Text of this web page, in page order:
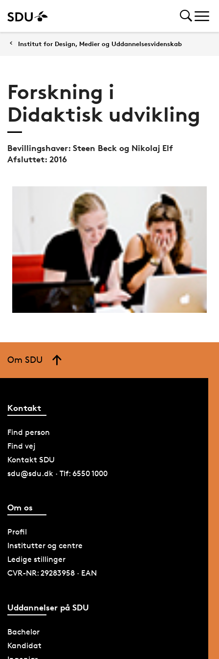
Institut for Design, Medier og Uddannelsesvidenskab
Forskning i
Didaktisk udvikling
Bevillingshaver: Steen Beck og Nikolaj Elf
Afsluttet: 2016
Om SDU
Kontakt
Find person
Find vej
Kontakt SDU
sdu@sdu.dk · Tlf: 6550 1000
Om os
Profil
Institutter og centre
Ledige stillinger
CVR-NR: 29283958 · EAN
Uddannelser på SDU
Bachelor
Kandidat